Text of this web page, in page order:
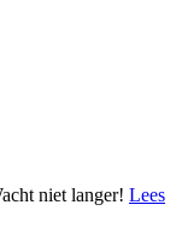
niet langer! Lees